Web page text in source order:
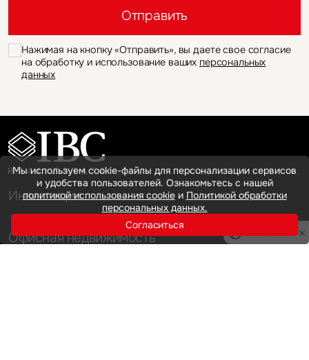
Отправить
Нажимая на кнопку «Отправить», вы даете свое согласие
на обработку и использование ваших персональных
данных
Инвестиции
Офисная недвижимость
Мы используем cookie-файлы для персонализации сервисов
и удобства пользователей. Ознакомьтесь с нашей
политикой использования cookieи Политикой обработки
персональных данных.
Согласиться